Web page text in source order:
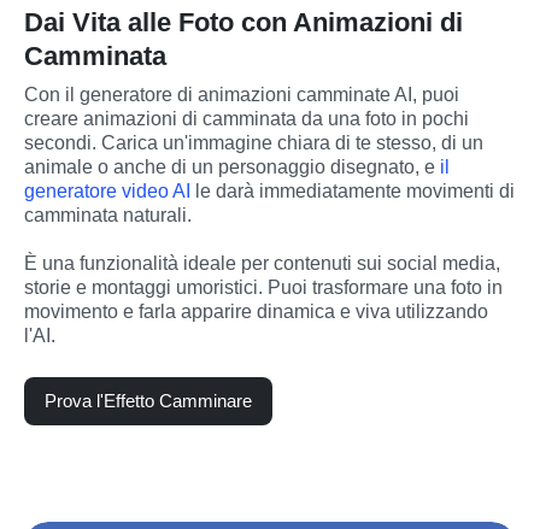
Dai Vita alle Foto con Animazioni di
Camminata
Con il generatore di animazioni camminate AI, puoi
creare animazioni di camminata da una foto in pochi
secondi. Carica un'immagine chiara di te stesso, di un
animale o anche di un personaggio disegnato, e il
generatore video AI
le darà immediatamente movimenti di
camminata naturali.
È una funzionalità ideale per contenuti sui social media,
storie e montaggi umoristici. Puoi trasformare una foto in
movimento e farla apparire dinamica e viva utilizzando
l'AI.
Prova l'Effetto Camminare